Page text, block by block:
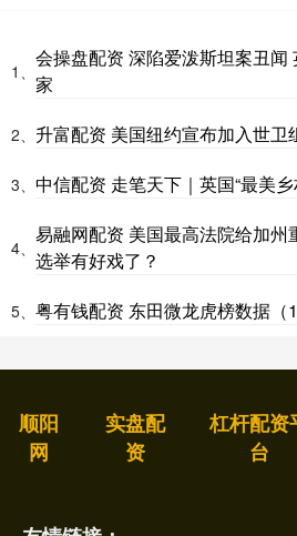
1、
会操盘配资 深陷爱泼斯坦案丑闻
家
2、 升富配资 美国纽约宣布加入世卫
3、 中信配资 走笔天下｜英国“最美
4、
易融网配资 美国最高法院给加州
选举有好戏了？
5、 粤有钱配资 东田微龙虎榜数据（
顺阳
网
实盘配
资
杠杆配资
台